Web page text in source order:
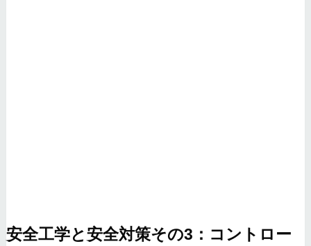
安全工学と安全対策その3：コントロー